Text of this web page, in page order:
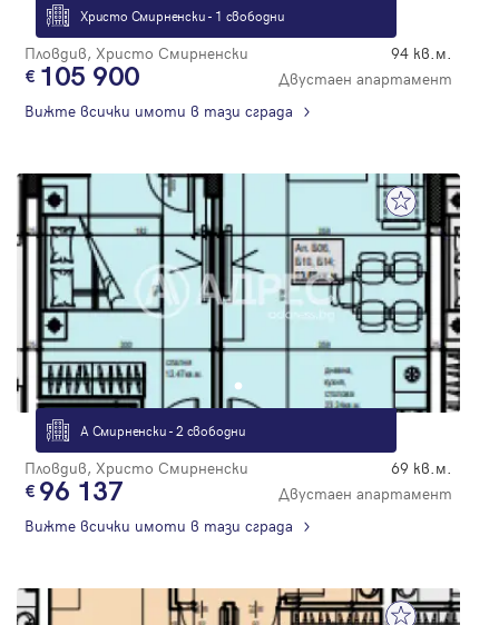
Христо Смирненски - 1 свободни
Пловдив, Христо Смирненски 94 кв.м.
105 900
Двустаен апартамент
Вижте всички имоти в тази сграда
А Смирненски - 2 свободни
Пловдив, Христо Смирненски 69 кв.м.
96 137
Двустаен апартамент
Вижте всички имоти в тази сграда